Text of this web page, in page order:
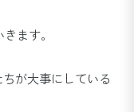
ます。
が大事にしている